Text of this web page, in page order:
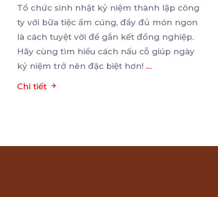
Tổ chức sinh nhật kỷ niệm thành lập công
ty với bữa tiệc ấm cúng, đầy đủ món ngon
là cách tuyệt vời để gắn kết đồng nghiệp.
Hãy cùng tìm hiểu cách nấu cỗ giúp ngày
kỷ niệm trở nên đặc biệt hơn! ...
Chi tiết